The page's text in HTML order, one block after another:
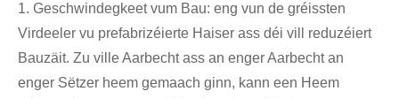
1. Geschwindegkeet vum Bau: eng vun de gréissten
Virdeeler vu prefabrizéierte Haiser ass déi vill reduzéiert
Bauzäit. Zu ville Aarbecht ass an enger Aarbecht an
enger Sëtzer heem gemaach ginn, kann een Heem